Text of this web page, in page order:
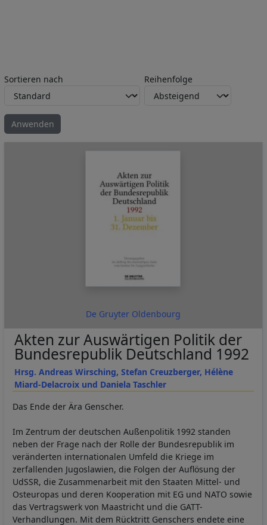
Sortieren nach Reihenfolge
De Gruyter Oldenbourg
Hrsg. Andreas Wirsching, Stefan Creuzberger, Hélène
Miard-Delacroix und Daniela Taschler
Akten zur Auswärtigen Politik der
Bundesrepublik Deutschland 1992
Das Ende der Ära Genscher.
Im Zentrum der deutschen Außenpolitik 1992 standen
neben der Frage nach der Rolle der Bundesrepublik im
veränderten internationalen Umfeld die Kriege im
zerfallenden Jugoslawien, die Folgen der Auflösung der
UdSSR, die Zusammenarbeit mit den Staaten Mittel- und
Osteuropas und deren Kooperation mit EG und NATO sowie
das Vertragswerk von Maastricht und die GATT-
Verhandlungen. Mit dem Rücktritt Genschers endete eine